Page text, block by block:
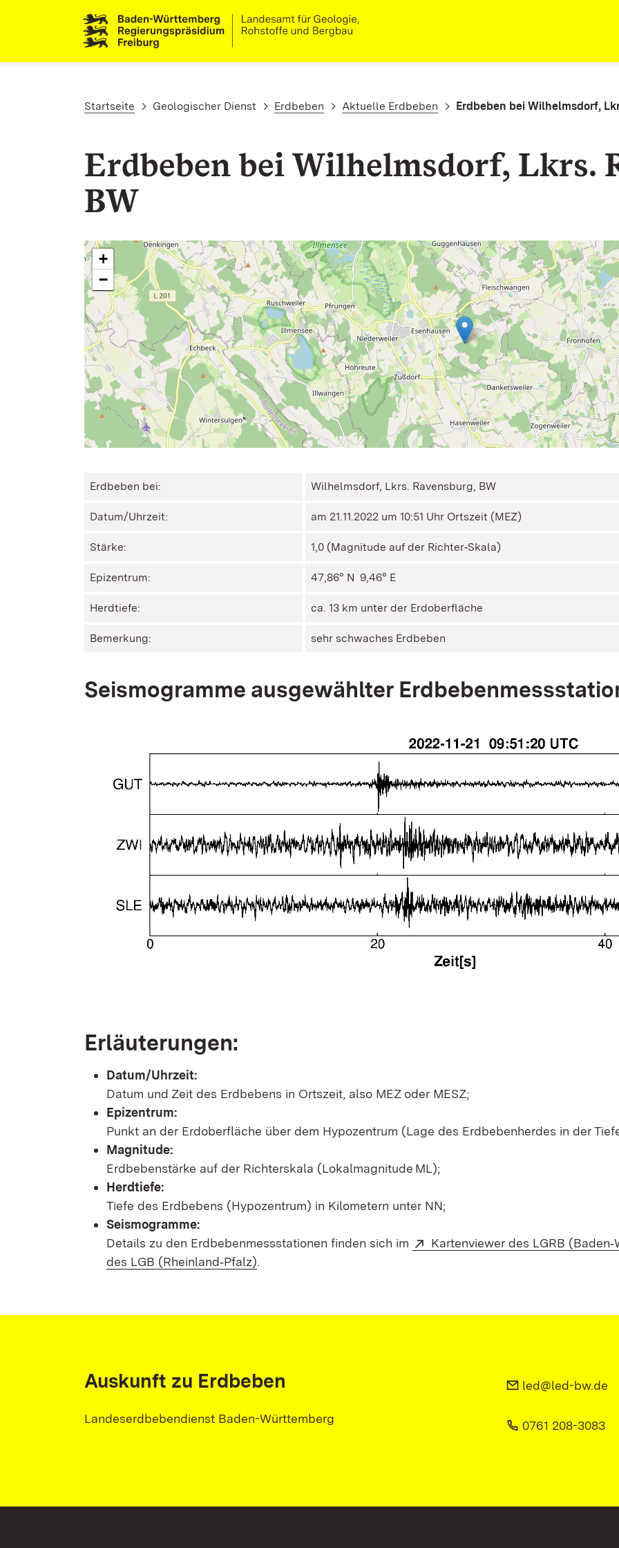
Pfadnavigation
Startseite Geologischer Dienst Erdbeben Aktuelle Erdbeben Erdbeben bei Wilhelmsdorf,
Erdbeben bei Wilhelmsdorf, Lkrs.
BW
+
−
Erdbeben bei: Wilhelmsdorf, Lkrs. Ravensburg, BW
Datum/Uhrzeit: am 21.11.2022 um 10:51 Uhr Ortszeit (MEZ)
Stärke: 1,0 (Magnitude auf der Richter‑Skala)
Epizentrum: 47,86° N ㅤ 9,46° E
Herdtiefe: ca. 13 km unter der Erdoberfläche
Bemerkung: sehr schwaches Erdbeben
Seismogramme ausgewählter
Erläuterungen:
Datum/Uhrzeit:
Datum und Zeit des Erdbebens in Ortszeit, also MEZ oder MESZ;
Epizentrum:
Punkt an der Erdoberfläche über dem Hypozentrum (Lage des Erdbebenherdes in der
Magnitude:
Erdbebenstärke auf der Richterskala (Lokalmagnitude ML);
Herdtiefe:
Tiefe des Erdbebens (Hypozentrum) in Kilometern unter NN;
Seismogramme:
Details zu den Erdbebenmessstationen finden sich im
Kartenviewer des LGRB
des LGB (Rheinland‑Pfalz).
Auskunft zu Erdbeben
Landeserdbebendienst Baden-Württemberg
led@led-bw.de
0761 208-3083